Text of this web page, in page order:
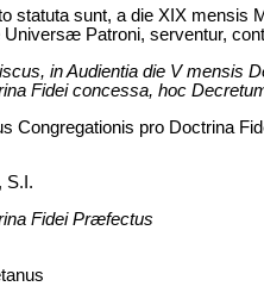
statuta sunt, a die XIX mensis
Patroni, serventur,
in Audientia die V mensis
Fidei concessa, hoc
pro Doctrina
S.I.
Fidei Præfectus